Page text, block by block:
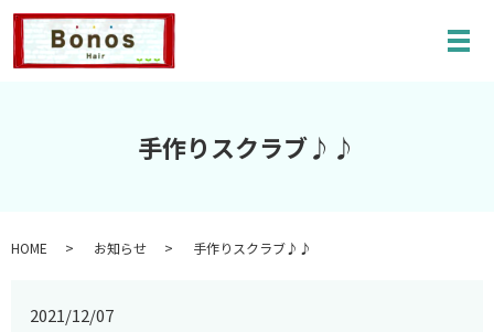
メ
手作りスクラブ♪♪
HOME お知らせ 手作りスクラブ♪♪
2021/12/07